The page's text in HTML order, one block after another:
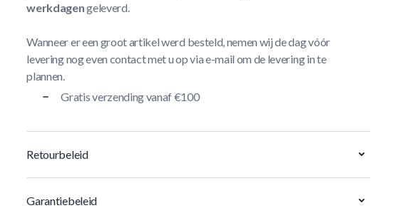
werkdagengeleverd.
Wanneer er een groot artikel werd besteld, nemen wij de dag vóór
levering nog even contact met u op via e-mail om de levering in te
plannen.
Gratis verzending vanaf €100
Retourbeleid
Garantiebeleid